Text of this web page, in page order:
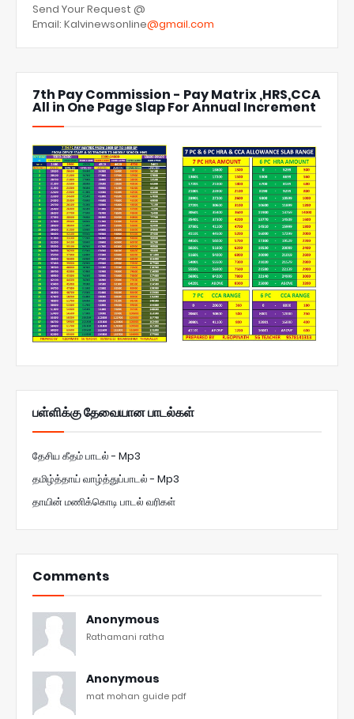
Send Your Request @
Email: Kalvinewsonline@gmail.com
7th Pay Commission - Pay Matrix ,HRS,CCA
All in One Page Slap For Annual Increment
பள்ளிக்கு தேவையான பாடல்கள்
தேசிய கீதம் பாடல் - Mp3
தமிழ்த்தாய் வாழ்த்துப்பாடல் - Mp3
தாயின் மணிக்கொடி பாடல் வரிகள்
Comments
Anonymous
Rathamani ratha
Anonymous
mat mohan guide pdf